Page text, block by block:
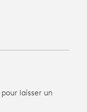
laisser un